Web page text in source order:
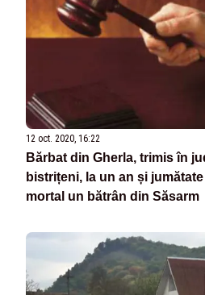
12 oct. 2020, 16:22
Bărbat din Gherla, trimis în
bistrițeni, la un an și
mortal un bătrân din Săsarm